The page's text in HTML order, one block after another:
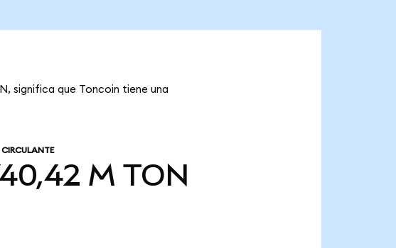
significa que Toncoin tiene una
M TON